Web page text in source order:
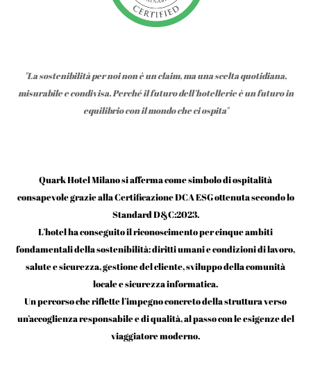
"La sostenibilità per noi non è un claim, ma una scelta quotidiana,
misurabile e condivisa. Perché il futuro dell’hotellerie è un futuro in
equilibrio con il mondo che ci ospita"
Quark Hotel Milano si afferma come simbolo di ospitalità
consapevole grazie alla Certificazione DCA ESG ottenuta secondo lo
Standard D&C:2023.
L’hotel ha conseguito il riconoscimento per cinque ambiti
fondamentali della sostenibilità: diritti umani e condizioni di lavoro,
salute e sicurezza, gestione del cliente, sviluppo della comunità
locale e sicurezza informatica.
Un percorso che riflette l’impegno concreto della struttura verso
un’accoglienza responsabile e di qualità, al passo con le esigenze del
viaggiatore moderno.